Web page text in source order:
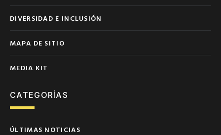
DIVERSIDAD E INCLUSIÓN
MAPA DE SITIO
MEDIA KIT
CATEGORÍAS
ÚLTIMAS NOTICIAS